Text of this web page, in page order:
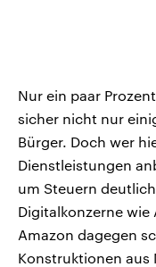
Nur ein paar
sicher nicht nur
Bürger. Doch wer
Dienstleistungen
um Steuern
Digitalkonzerne wie
Amazon dagegen
Konstruktionen aus